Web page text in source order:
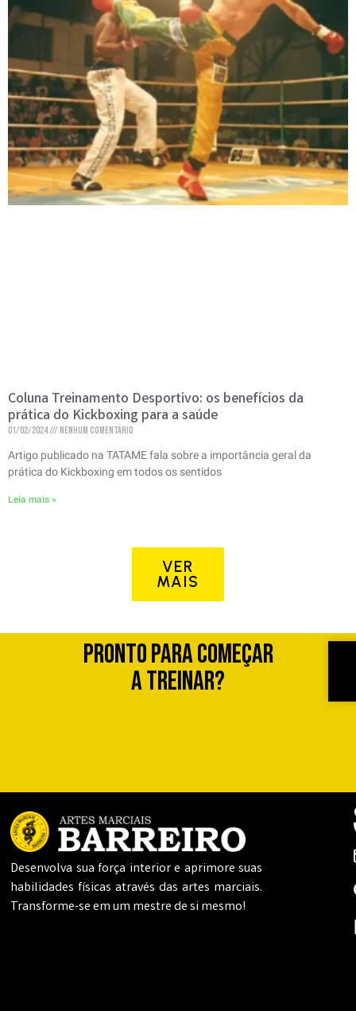
Coluna Treinamento Desportivo: os benefícios da
prática do Kickboxing para a saúde
01/02/2024 Nenhum comentário
Artigo publicado na TATAME fala sobre a importância geral da
prática do Kickboxing em todos os sentidos
Leia mais »
VER
MAIS
Pronto para começar
a treinar?
Desenvolva sua força interior e aprimore suas
habilidades físicas através das artes marciais.
Transforme-se em um mestre de si mesmo!